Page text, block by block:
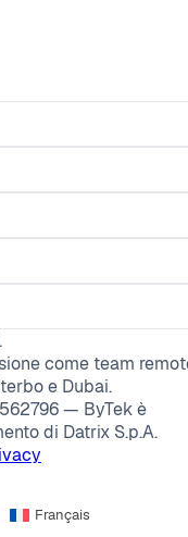
come team
e Dubai.
— ByTek è
di Datrix S.p.A.
Français